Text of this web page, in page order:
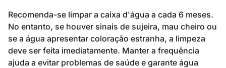
Recomenda-se limpar a caixa d'água a cada 6 meses.
No entanto, se houver sinais de sujeira, mau cheiro ou
se a água apresentar coloração estranha, a limpeza
deve ser feita imediatamente. Manter a frequência
ajuda a evitar problemas de saúde e garante água